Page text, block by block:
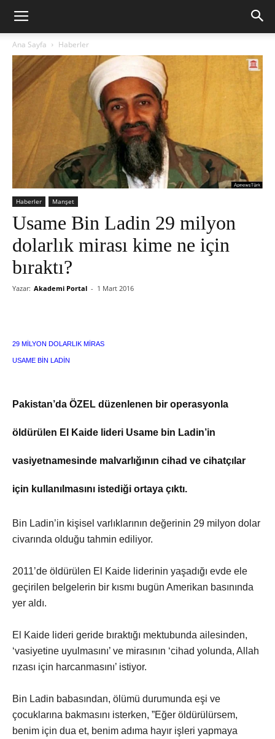
Ana Sayfa Haberler
Haberler Manşet
Usame Bin Ladin 29 milyon
dolarlık mirası kime ne için
bıraktı?
Yazar: Akademi Portal - 1 Mart 2016
29 MİLYON DOLARLIK MİRAS
USAME BİN LADİN
Pakistan’da ÖZEL düzenlenen bir operasyonla
öldürülen El Kaide lideri Usame bin Ladin’in
vasiyetnamesinde malvarlığının cihad ve cihatçılar
için kullanılmasını istediği ortaya çıktı.
Bin Ladin’in kişisel varlıklarının değerinin 29 milyon dolar
civarında olduğu tahmin ediliyor.
2011’de öldürülen El Kaide liderinin yaşadığı evde ele
geçirilen belgelerin bir kısmı bugün Amerikan basınında
yer aldı.
El Kaide lideri geride bıraktığı mektubunda ailesinden,
‘vasiyetine uyulmasını’ ve mirasının ‘cihad yolunda, Allah
rızası için harcanmasını’ istiyor.
Bin Ladin babasından, ölümü durumunda eşi ve
çocuklarına bakmasını isterken, ”Eğer öldürülürsem,
benim için dua et, benim adıma hayır işleri yapmaya